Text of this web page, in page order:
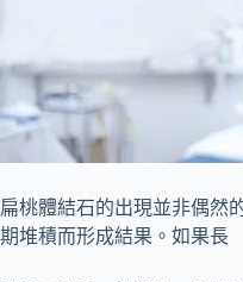
扁桃體結石的出現並非偶然
期堆積而形成結果。如果長